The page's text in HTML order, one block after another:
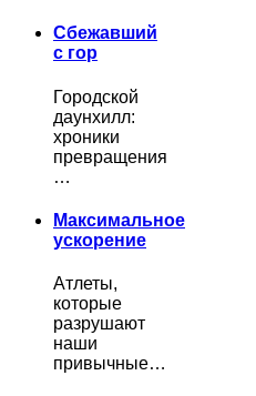
Сбежавший
с гор
Городской
даунхилл:
хроники
превращения
…
Максимальное
ускорение
Атлеты,
которые
разрушают
наши
привычные…